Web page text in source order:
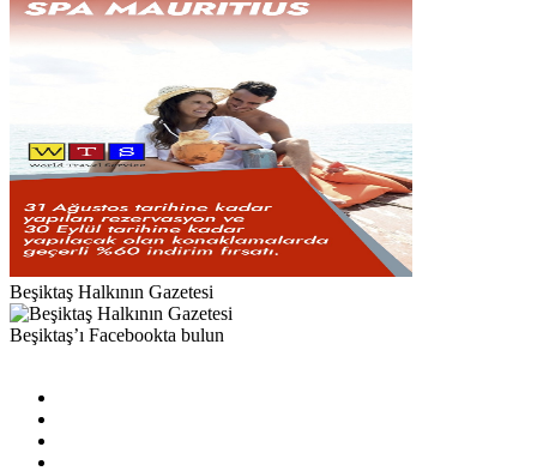
Beşiktaş Halkının Gazetesi
Beşiktaş’ı Facebookta bulun